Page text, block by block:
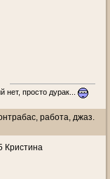
нет, просто дурак...
работа, джаз.
Кристина